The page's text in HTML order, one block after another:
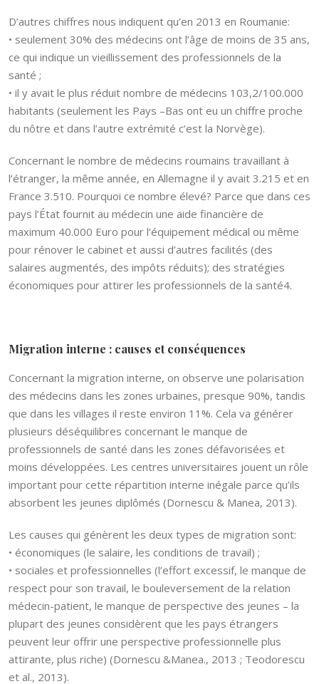
D’autres chiffres nous indiquent qu’en 2013 en Roumanie:
• seulement 30% des médecins ont l’âge de moins de 35 ans,
ce qui indique un vieillissement des professionnels de la
santé ;
• il y avait le plus réduit nombre de médecins 103,2/100.000
habitants (seulement les Pays –Bas ont eu un chiffre proche
du nôtre et dans l’autre extrémité c’est la Norvège).
Concernant le nombre de médecins roumains travaillant à
l’étranger, la même année, en Allemagne il y avait 3.215 et en
France 3.510. Pourquoi ce nombre élevé? Parce que dans ces
pays l’État fournit au médecin une aide financière de
maximum 40.000 Euro pour l’équipement médical ou même
pour rénover le cabinet et aussi d’autres facilités (des
salaires augmentés, des impôts réduits); des stratégies
économiques pour attirer les professionnels de la santé4.
Migration interne : causes et conséquences
Concernant la migration interne, on observe une polarisation
des médecins dans les zones urbaines, presque 90%, tandis
que dans les villages il reste environ 11%. Cela va générer
plusieurs déséquilibres concernant le manque de
professionnels de santé dans les zones défavorisées et
moins développées. Les centres universitaires jouent un rôle
important pour cette répartition interne inégale parce qu’ils
absorbent les jeunes diplômés (Dornescu & Manea, 2013).
Les causes qui génèrent les deux types de migration sont:
• économiques (le salaire, les conditions de travail) ;
• sociales et professionnelles (l’effort excessif, le manque de
respect pour son travail, le bouleversement de la relation
médecin-patient, le manque de perspective des jeunes – la
plupart des jeunes considèrent que les pays étrangers
peuvent leur offrir une perspective professionnelle plus
attirante, plus riche) (Dornescu &Manea., 2013 ; Teodorescu
et al., 2013).